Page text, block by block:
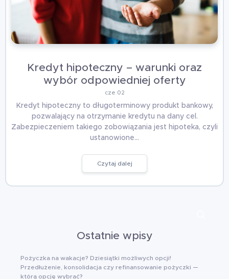
Kredyt hipoteczny – warunki oraz
wybór odpowiedniej oferty
cze 02
Kredyt hipoteczny to długoterminowy produkt bankowy,
pozwalający na otrzymanie kredytu na dany cel.
Zabezpieczeniem takiego zobowiązania jest hipoteka, czyli
ustanowione…
Czytaj dalej
Ostatnie wpisy
Pożyczka na wakacje? Dziesiątki możliwych opcji!
Przedłużenie, konsolidacja czy refinansowanie pożyczki —
którą opcję wybrać?